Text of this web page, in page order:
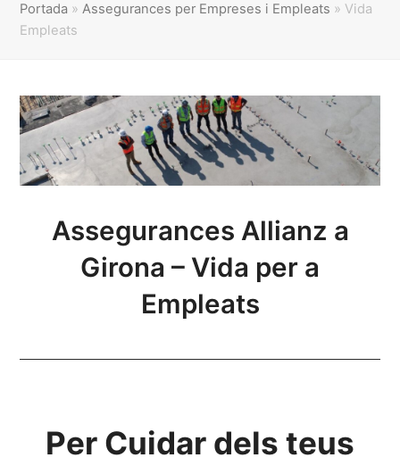
Portada »Assegurances per Empreses i Empleats » Vida
Empleats
Assegurances Allianz a
Girona – Vida per a
Empleats
Per Cuidar dels teus